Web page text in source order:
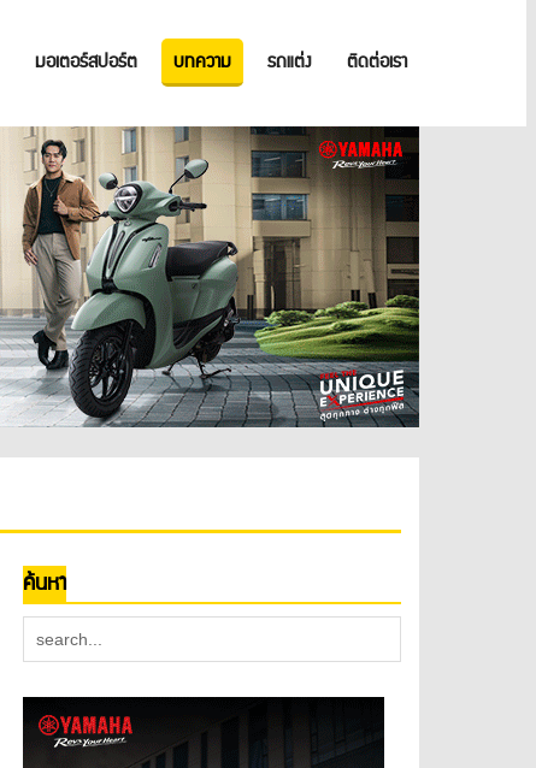
มอเตอร์สปอร์ต บทความ รถแต่ง ติดต่อเรา
ค้นหา